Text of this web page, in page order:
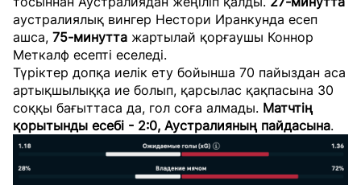
аустралиялық вингер Нестори Иранкунда есеп
ашса, 75-минутта жартылай қорғаушы Коннор
Меткалф есепті еселеді.
Түріктер допқа иелік ету бойынша 70 пайыздан аса
артықшылыққа ие болып, қарсылас қақпасына 30
соққы бағыттаса да, гол соға алмады. Матчтің
қорытынды есебі - 2:0, Аустралияның пайдасына.